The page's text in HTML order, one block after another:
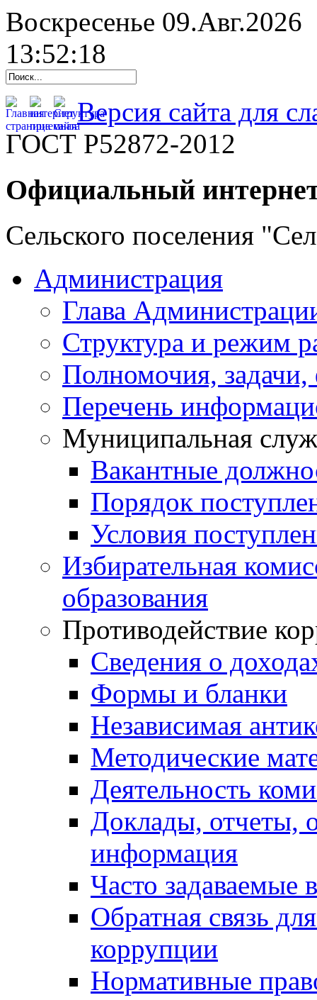
Воскресенье 09.Авг.2026
13:52:19
Версия сайта для
ГОСТ Р52872-2012
Официальный
Сельского поселения
Администрация
Глава
Структура и режим
Полномочия,
Перечень
Муниципальная
Вакантные
Порядок
Условия
Избирательная
образования
Противодействие
Сведения о
Формы и бланки
Независимая
Методические
Деятельность
Доклады, отчеты,
информация
Часто задаваемые
Обратная связь
коррупции
Нормативные